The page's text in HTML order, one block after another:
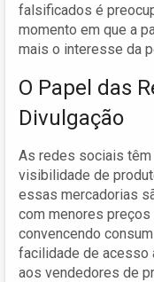
falsificados é
momento em que a
mais o interesse da
O Papel das
Divulgação
As redes sociais têm
visibilidade de
essas mercadorias
com menores
convencendo
facilidade de acesso
aos vendedores de